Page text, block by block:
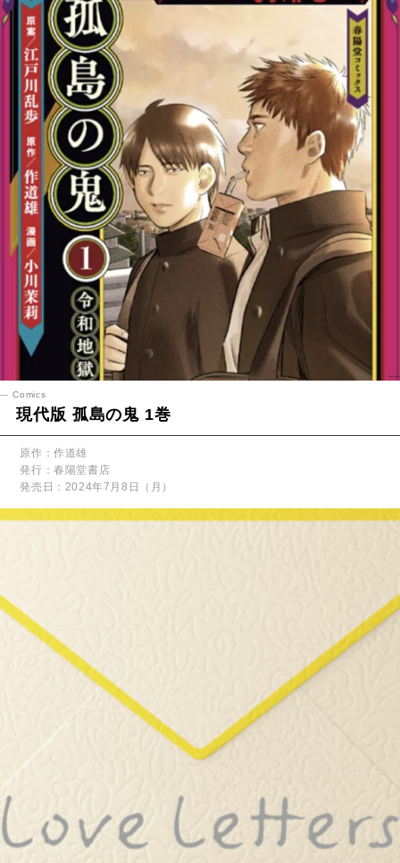
現代版 孤島の鬼 1巻
Comics
原作：作道雄
発行：春陽堂書店
発売日：2024年7月8日（月）